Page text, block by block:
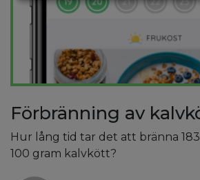
Förbränning av
Hur lång tid tar det att bränna
100 gram kalvkött?